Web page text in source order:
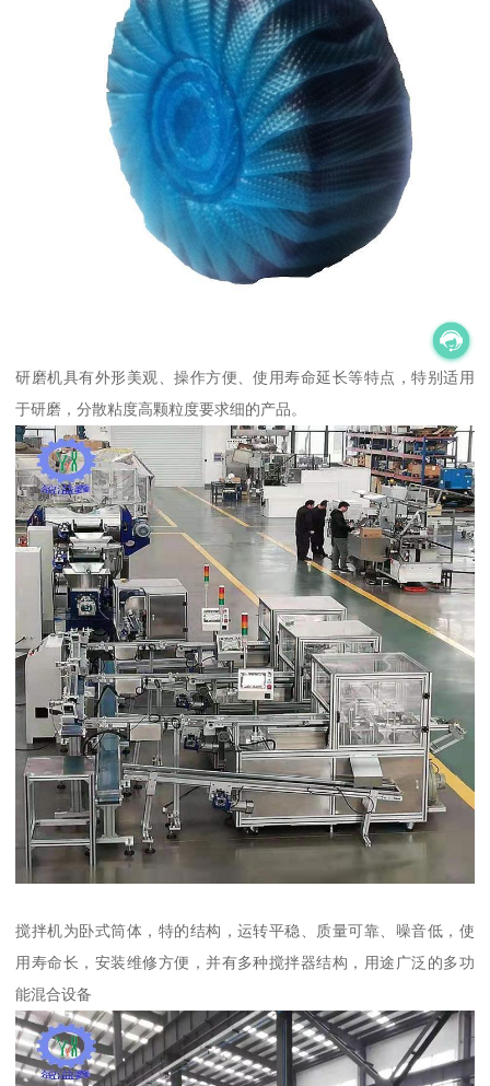
研磨机具有外形美观、操作方便、使用寿命延长等特点，特别适用
于研磨，分散粘度高颗粒度要求细的产品。
搅拌机为卧式筒体，特的结构，运转平稳、质量可靠、噪音低，使
用寿命长，安装维修方便，并有多种搅拌器结构，用途广泛的多功
能混合设备